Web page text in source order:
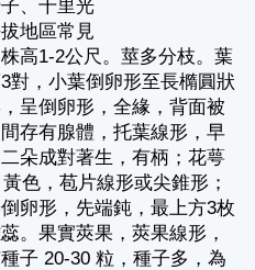
、千里光
地區常見
高1-2公尺。莖多分枝。葉
對，小葉倒卵形至長橢圓狀
呈倒卵形，全緣，背面被
存有腺體，托葉線形，早
二朵成對著生，有柄；花萼
色，苞片線形或尖錐形；
卵形，先端鈍，最上方3枚
。果實莢果，莢果線形，
子 20-30 粒，種子多，為